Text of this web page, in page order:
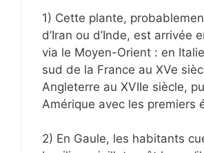
1) Cette plante,
d’Iran ou d’Inde, est arrivée
via le Moyen-Orient : en
sud de la France au XVe
Angleterre au XVIIe siècle,
Amérique avec les premiers
2) En Gaule, les habitants